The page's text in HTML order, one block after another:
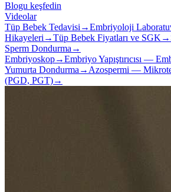
Blogu keşfedin
Videolar
Tüp Bebek Tedavisi →Embriyoloji
Hikayeleri →Tüp Bebek Fiyatları ve SGK →
Sperm Dondurma →
Embriyoskop→Embriyo Yapıştırıcısı —
Yumurta Dondurma → Azospermi —
(PGD, PGT)→